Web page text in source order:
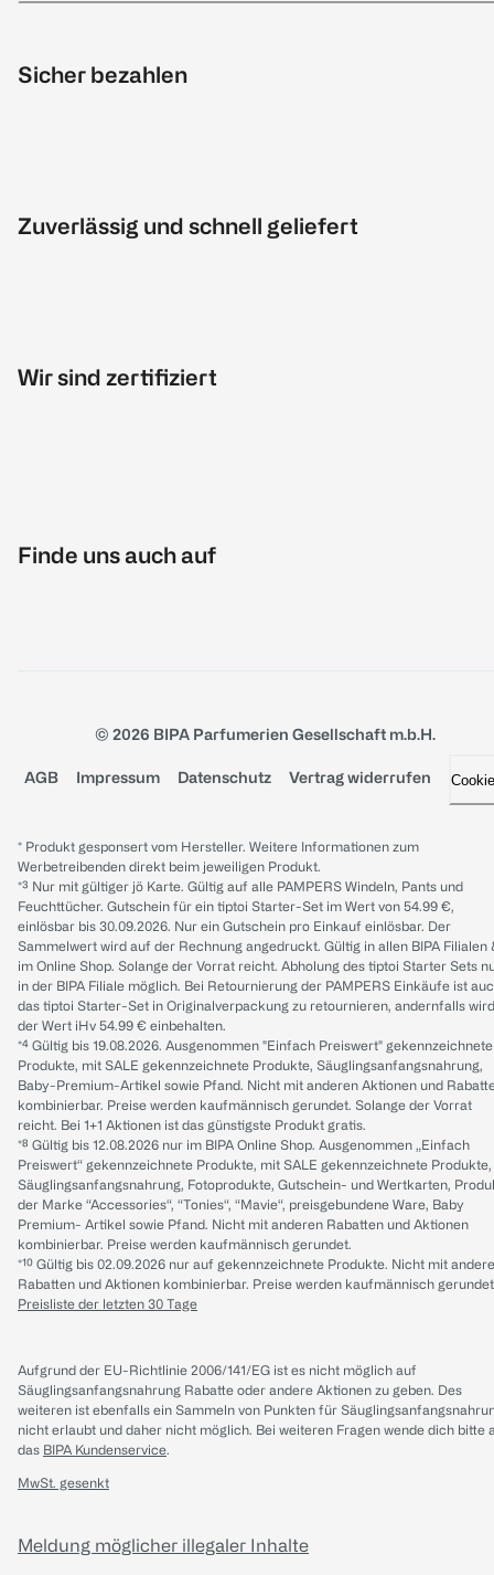
Sicher bezahlen
Zuverlässig und schnell geliefert
Wir sind zertifiziert
Finde uns auch auf
© 2026 BIPA Parfumerien Gesellschaft m.b.H.
AGB Impressum Datenschutz Vertrag widerrufen
* Produkt gesponsert vom Hersteller. Weitere Informationen zum
Werbetreibenden direkt beim jeweiligen Produkt.
*³ Nur mit gültiger jö Karte. Gültig auf alle PAMPERS Windeln, Pants und
Feuchttücher. Gutschein für ein tiptoi Starter-Set im Wert von 54.99 €,
einlösbar bis 30.09.2026. Nur ein Gutschein pro Einkauf einlösbar. Der
Sammelwert wird auf der Rechnung angedruckt. Gültig in allen BIPA Filialen
im Online Shop. Solange der Vorrat reicht. Abholung des tiptoi Starter Sets
in der BIPA Filiale möglich. Bei Retournierung der PAMPERS Einkäufe ist
das tiptoi Starter-Set in Originalverpackung zu retournieren, andernfalls wird
der Wert iHv 54.99 € einbehalten.
*⁴ Gültig bis 19.08.2026. Ausgenommen "Einfach Preiswert" gekennzeichnete
Produkte, mit SALE gekennzeichnete Produkte, Säuglingsanfangsnahrung,
Baby-Premium-Artikel sowie Pfand. Nicht mit anderen Aktionen und
kombinierbar. Preise werden kaufmännisch gerundet. Solange der Vorrat
reicht. Bei 1+1 Aktionen ist das günstigste Produkt gratis.
*⁸ Gültig bis 12.08.2026 nur im BIPA Online Shop. Ausgenommen „Einfach
Preiswert“ gekennzeichnete Produkte, mit SALE gekennzeichnete Produkte,
Säuglingsanfangsnahrung, Fotoprodukte, Gutschein- und Wertkarten,
der Marke “Accessories“, “Tonies“, “Mavie“, preisgebundene Ware, Baby
Premium- Artikel sowie Pfand. Nicht mit anderen Rabatten und Aktionen
kombinierbar. Preise werden kaufmännisch gerundet.
*¹⁰ Gültig bis 02.09.2026 nur auf gekennzeichnete Produkte. Nicht mit
Rabatten und Aktionen kombinierbar. Preise werden kaufmännisch
Preisliste der letzten 30 Tage
Aufgrund der EU-Richtlinie 2006/141/EG ist es nicht möglich auf
Säuglingsanfangsnahrung Rabatte oder andere Aktionen zu geben. Des
weiteren ist ebenfalls ein Sammeln von Punkten für
nicht erlaubt und daher nicht möglich. Bei weiteren Fragen wende dich bitte
das BIPA Kundenservice.
MwSt. gesenkt
Meldung möglicher illegaler Inhalte